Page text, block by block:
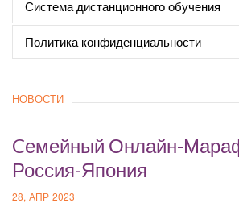
Система дистанционного обучения
Политика конфиденциальности
НОВОСТИ
Cемейный Онлайн-
Россия-Япония
28, АПР 2023